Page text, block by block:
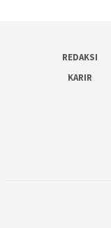
REDAKSI
KARIR